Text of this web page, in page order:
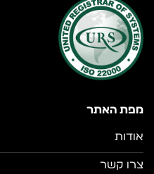
מפת האתר
אודות
צרו קשר